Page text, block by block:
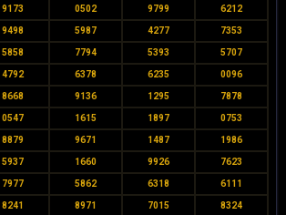
9173 0502 9799 6212
9498 5987 4277 7353
5858 7794 5393 5707
4792 6378 6235 0096
8668 9136 1295 7878
0547 1615 1897 0753
8879 9671 1487 1986
5937 1660 9926 7623
7977 5862 6318 6111
8241 8971 7015 8324